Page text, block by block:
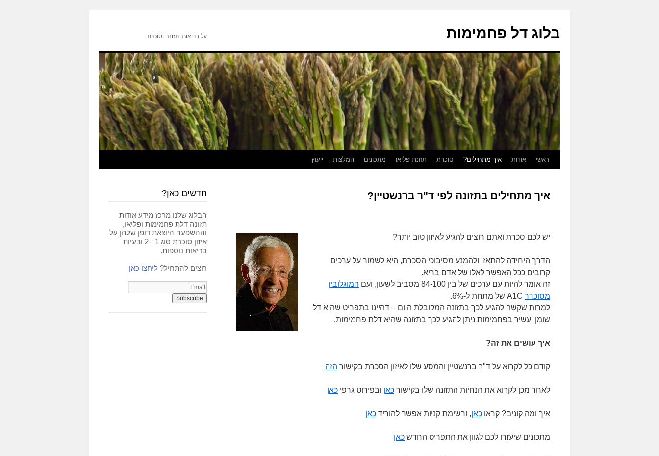
בלוג דל פחמימות על בריאות, תזונה וסוכרת
לדלג
ראשי אודות איך מתחילים? סוכרת תזונת פליאו מתכונים המלצות ייעוץ
איך מתחילים בתזונה לפי ד"ר ברנשטיין?
יש לכם סכרת ואתם רוצים להגיע לאיזון טוב יותר?
הדרך היחידה להתאזן ולהמנע מסיבוכי הסכרת, היא לשמור על ערכים
קרובים ככל האפשר לאלו של אדם בריא.
זה אומר להיות עם ערכים של בין 84-100 מסביב לשעון, ועם
המוגלובין
מסוכרר
למרות שקשה להגיע לכך בתזונה המקובלת היום – דהיינו בתפריט שהוא דל
שומן ועשיר בפחמימות ניתן להגיע לכך בתזונה שהיא דלת פחמימות.
איך עושים את זה?
קודם כל לקרוא על ד"ר ברנשטיין והמסע שלו לאיזון הסכרת בקישור הזה
לאחר מכן לקרוא את הנחיות התזונה שלו בקישור כאן ובפירוט גרפי כאן
איך ומה קונים? קראו כאן, ורשימת קניות אפשר להוריד כאן
מתכונים שיעזרו לכם לגוון את התפריט החדש כאן
חדשים כאן?
הבלוג שלנו מרכז מידע אודות
תזונה דלת פחמימות ופליאו,
וההשפעה היוצאת דופן שלהן על
איזון סוכרת סוג 1 ו-2 ובעיות
בריאות נוספות.
רוצים להתחיל? ליחצו כאן